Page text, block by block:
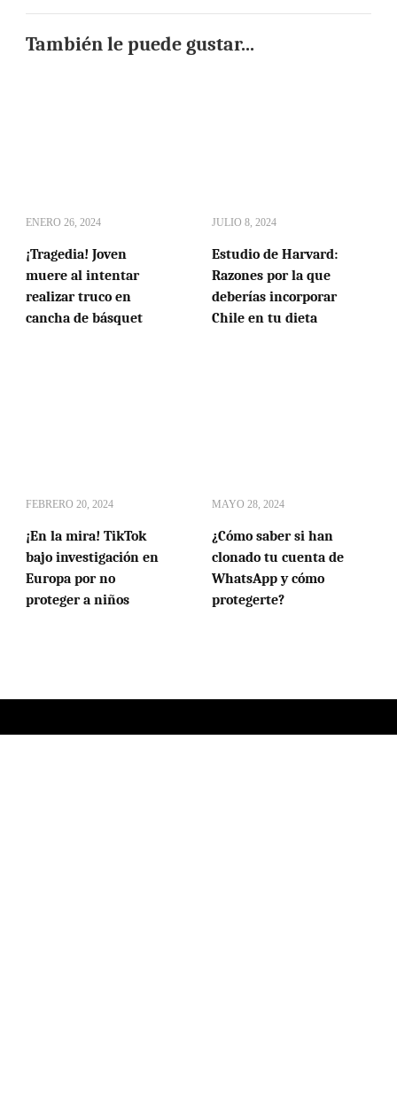
También le puede gustar...
ENERO 26, 2024
¡Tragedia! Joven
muere al intentar
realizar truco en
cancha de básquet
JULIO 8, 2024
Estudio de Harvard:
Razones por la que
deberías incorporar
Chile en tu dieta
FEBRERO 20, 2024
¡En la mira! TikTok
bajo investigación en
Europa por no
proteger a niños
MAYO 28, 2024
¿Cómo saber si han
clonado tu cuenta de
WhatsApp y cómo
protegerte?